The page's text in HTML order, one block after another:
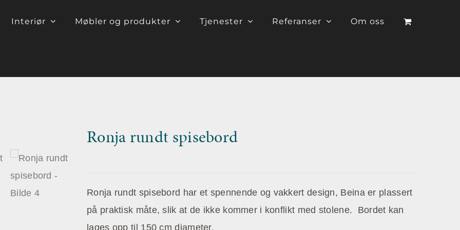
Interiør Møbler og produkter Tjenester Referanser Om oss
Ronja rundt spisebord
Ronja rundt spisebord har et spennende og vakkert design, Beina er plassert
på praktisk måte, slik at de ikke kommer i konflikt med stolene. Bordet kan
lages opp til 150 cm diameter.